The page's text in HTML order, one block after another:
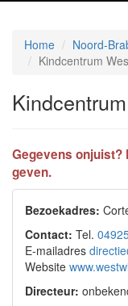
Home Noord-
Kindcentrum
Gegevens onjuist?
geven.
Bezoekadres:
Contact: Tel.
E-mailadres
Website
Directeur: